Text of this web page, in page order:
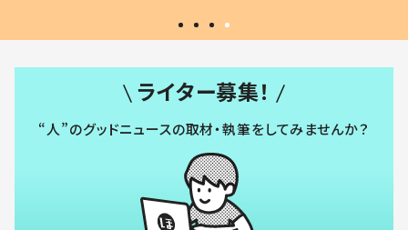
ライター募集！
“人”のグッドニュースの取材・執筆をしてみませんか？